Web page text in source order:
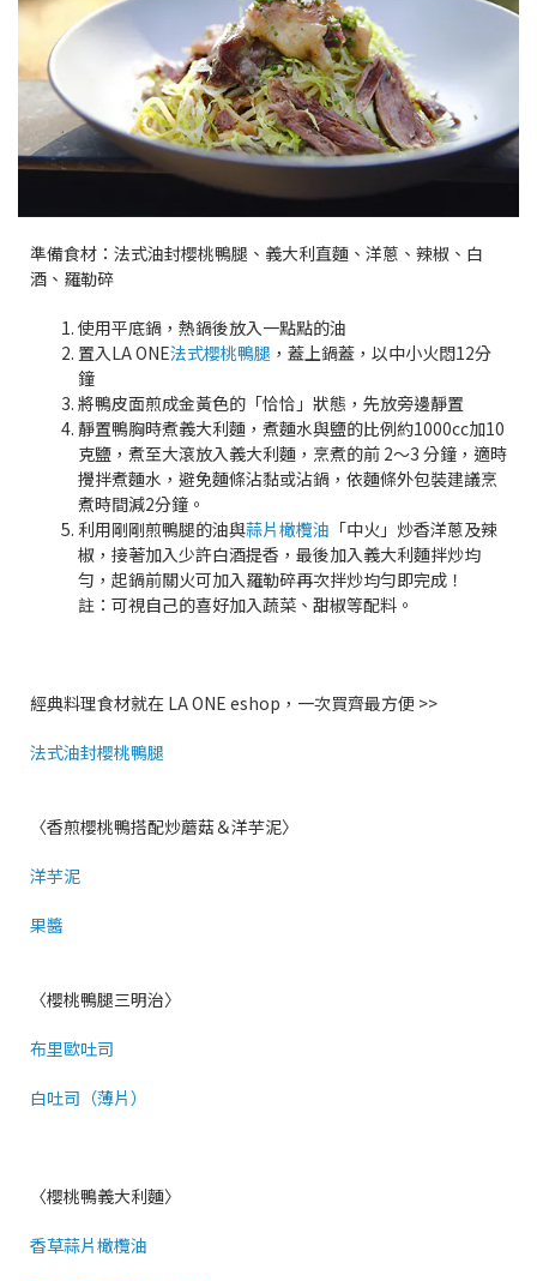
準備食材：法式油封櫻桃鴨腿、義大利直麵 、洋蔥、辣椒、白
酒、羅勒碎
使用平底鍋，熱鍋後放入一點點的油
置入LA ONE法式櫻桃鴨腿 ，蓋上鍋蓋，以中小火悶12分
鐘
將鴨皮面煎成金黃色的「恰恰」狀態，先放旁邊靜置
靜置鴨胸時煮義大利麵，煮麵水與鹽的比例約1000cc加10
克鹽，煮至大滾放入義大利麵，烹煮的前 2～3 分鐘，適時
攪拌煮麵水，避免麵條沾黏或沾鍋，依麵條外包裝建議烹
煮時間減2分鐘。
利用剛剛煎鴨腿的油與蒜片橄欖油 「中火」炒香洋蔥及辣
椒，接著加入少許白酒提香，最後加入義大利麵拌炒均
勻，起鍋前關火可加入羅勒碎再次拌炒均勻即完成！
註：可視自己的喜好加入蔬菜、甜椒等配料。
經典料理食材就在 LA ONE eshop，一次買齊最方便 >>
法式油封櫻桃鴨腿
〈香煎櫻桃鴨搭配炒蘑菇＆洋芋泥〉
洋芋泥
果醬
〈櫻桃鴨腿三明治〉
布里歐吐司
白吐司（薄片）
〈櫻桃鴨義大利麵〉
香草蒜片橄欖油